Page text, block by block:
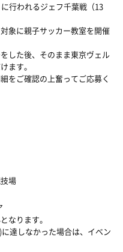
行われるジェフ千葉戦（13
象に親子サッカー教室を開催
した後、そのまま東京ヴェル
ます。
をご確認の上奮ってご応募く
場
なります。
達しなかった場合は、イベン